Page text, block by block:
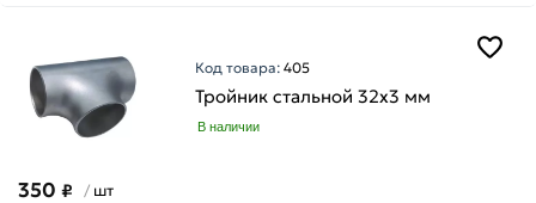
Код товара:405
Тройник стальной 32х3 мм
В наличии
350 ₽ / шт